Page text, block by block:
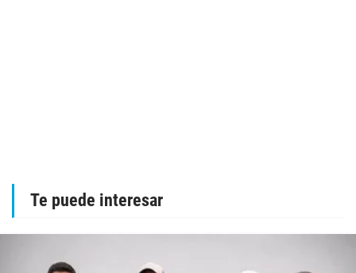
Te puede interesar